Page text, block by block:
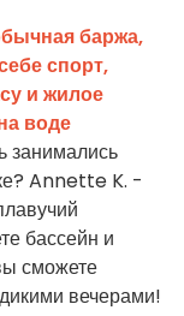
баржа,
спорт,
и жилое
воде
занимались
Annette K. -
бассейн и
сможете
вечерами!